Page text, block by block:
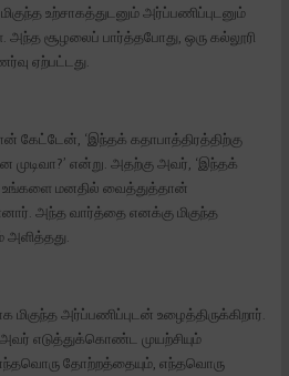
உற்சாகத்துடனும் அர்ப்பணிப்புடனும்
அந்த சூழலைப் பார்த்தபோது, ஒரு கல்லூரி
ஏற்பட்டது.
கேட்டேன், ‘இந்தக் கதாபாத்திரத்திற்கு
முடிவா?’ என்று. அதற்கு அவர், ‘இந்தக்
உங்களை மனதில் வைத்துத்தான்
அந்த வார்த்தை எனக்கு மிகுந்த
அளித்தது.
அர்ப்பணிப்புடன் உழைத்திருக்கிறார்.
அவர் எடுத்துக்கொண்ட முயற்சியும்
தோற்றத்தையும், எந்தவொரு